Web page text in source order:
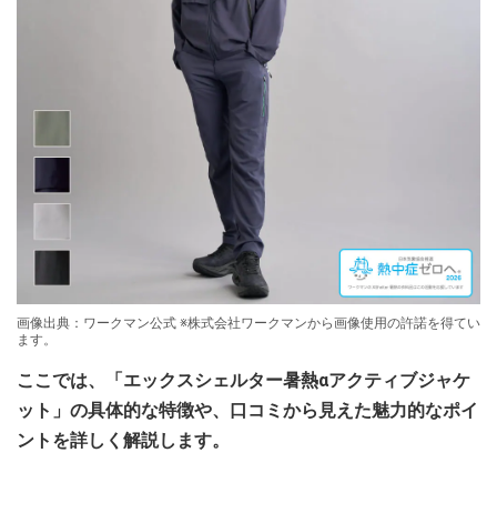
画像出典：ワークマン公式 ※株式会社ワークマンから画像使用の許諾を得てい
ます。
ここでは、「エックスシェルター暑熱αアクティブジャケ
ット」の具体的な特徴や、口コミから見えた魅力的なポイ
ントを詳しく解説します。